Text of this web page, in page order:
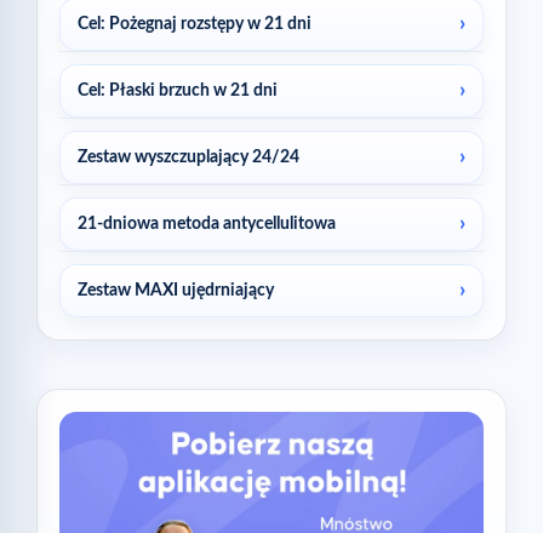
Cel: Pożegnaj rozstępy w 21 dni
Cel: Płaski brzuch w 21 dni
Zestaw wyszczuplający 24/24
21-dniowa metoda antycellulitowa
Zestaw MAXI ujędrniający